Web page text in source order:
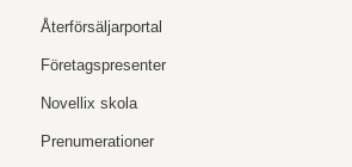
Återförsäljarportal
Företagspresenter
Novellix skola
Prenumerationer